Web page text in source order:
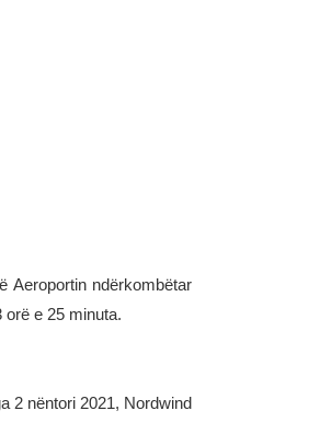
Aeroportin ndërkombëtar
e 25 minuta.
2 nëntori 2021, Nordwind